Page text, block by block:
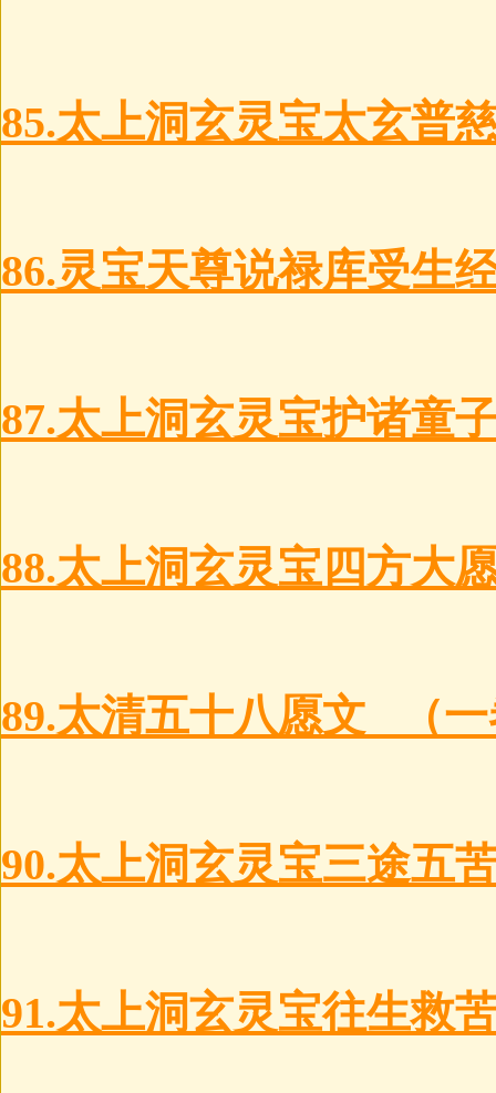
85.太上洞玄灵宝太玄普
86.灵宝天尊说禄库受生
87.太上洞玄灵宝护诸童
88.太上洞玄灵宝四方大
89.太清五十八愿文 （
90.太上洞玄灵宝三途五
91.太上洞玄灵宝往生救